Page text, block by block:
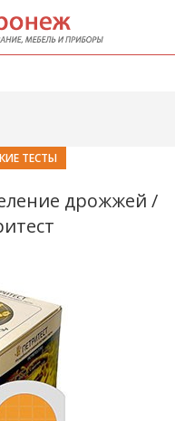
ТЕСТЫ
дрожжей /